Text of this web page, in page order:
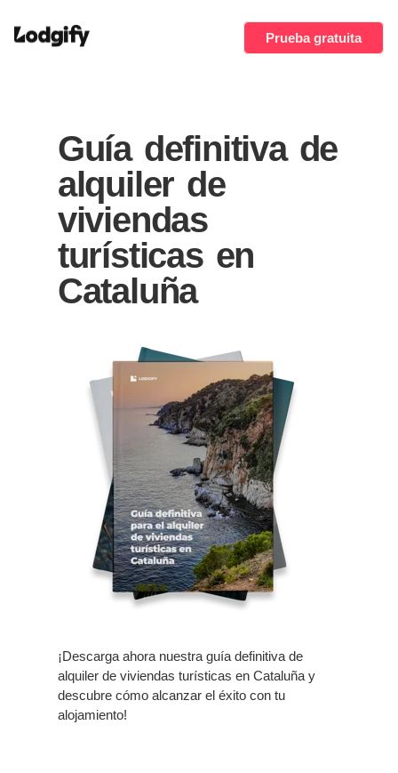
Prueba gratuita
Guía definitiva de
alquiler de
viviendas
turísticas en
Cataluña
¡Descarga ahora nuestra guía definitiva de
alquiler de viviendas turísticas en Cataluña y
descubre cómo alcanzar el éxito con tu
alojamiento!